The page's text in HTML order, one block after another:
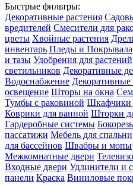
Быстрые фильтры:
Декоративные растения
вредителей Смесители для
цветы Хвойные растения
инвентарь Пледы и Покрывала
и тазы Удобрения для растений
светильников Декоративные
Водоснабжение
освещение Шторы на окна
Тумбы с раковиной Шкафчики
Коврики для ванной Шторки
Гардеробные системы
пассатижи Мебель для спальни
для бассейнов Швабры и мопы
Межкомнатные двери
Входные двери Удлинители и
панели Краска Виниловые